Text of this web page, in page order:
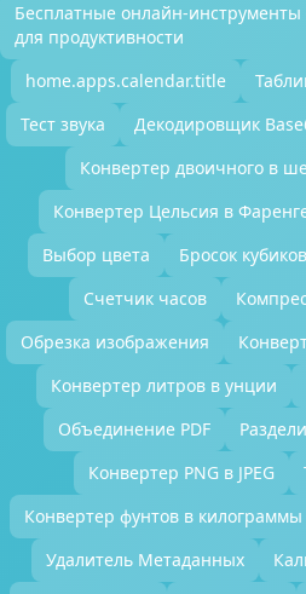
Бесплатные онлайн-
для продуктивности
home.apps.calendar.title
Тест звука
Декодировщик
Конвертер двоичного в
Конвертер Цельсия в
Выбор цвета
Бросок кубиков
Счетчик часов
Обрезка изображения
Конвертер литров в унции
Объединение PDF
Конвертер PNG в JPEG
Конвертер фунтов в килограммы
Удалитель Метаданных